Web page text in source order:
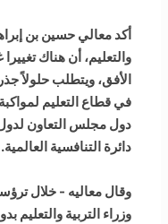
أكد معالي حسين بن
والتعليم، أن هناك
الأفق، ويتطلب حلولاً
في قطاع التعليم
دول مجلس التعاون
دائرة التنافسية العالمية.
وقال معاليه - خلال
وزراء التربية